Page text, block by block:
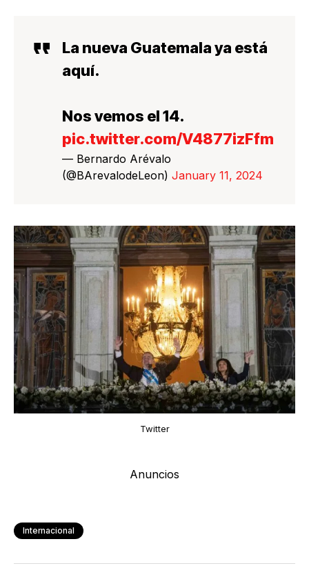
La nueva Guatemala ya está
aquí.
Nos vemos el 14.
pic.twitter.com/V4877izFfm
— Bernardo Arévalo
(@BArevalodeLeon) January 11, 2024
Twitter
Anuncios
Internacional